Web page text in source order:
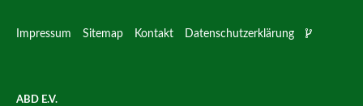
Impressum Sitemap Kontakt Datenschutzerklärung
ABD E.V.